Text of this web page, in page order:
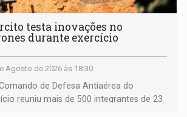
testa inovações no
durante exercício
Agosto de 2026 às 18:30
de Defesa Antiaérea do
reuniu mais de 500 integrantes de 23